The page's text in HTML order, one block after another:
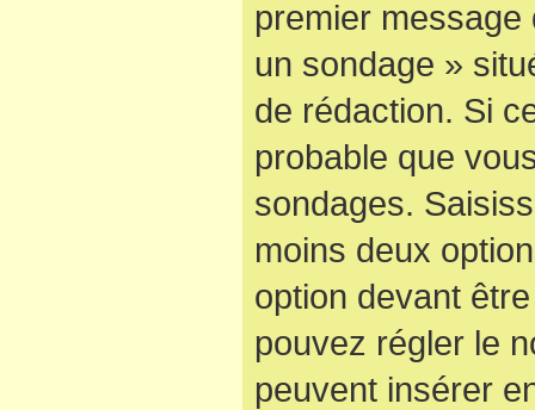
premier message
un sondage »
de rédaction. Si
probable que
sondages.
moins deux
option devant
pouvez régler le
peuvent insérer